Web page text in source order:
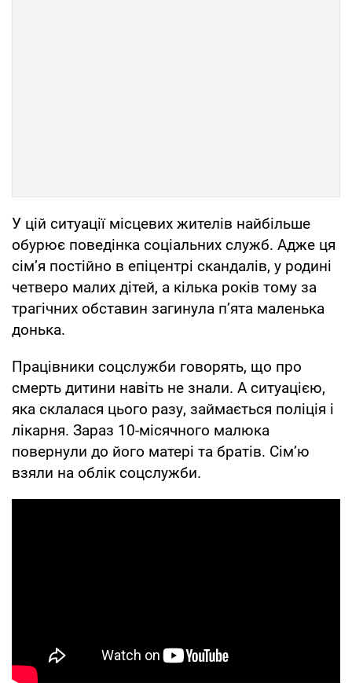
У цій ситуації місцевих жителів найбільше
обурює поведінка соціальних служб. Адже ця
сім’я постійно в епіцентрі скандалів, у родині
четверо малих дітей, а кілька років тому за
трагічних обставин загинула п’ята маленька
донька.
Працівники соцслужби говорять, що про
смерть дитини навіть не знали. А ситуацією,
яка склалася цього разу, займається поліція і
лікарня. Зараз 10-місячного малюка
повернули до його матері та братів. Сім’ю
взяли на облік соцслужби.